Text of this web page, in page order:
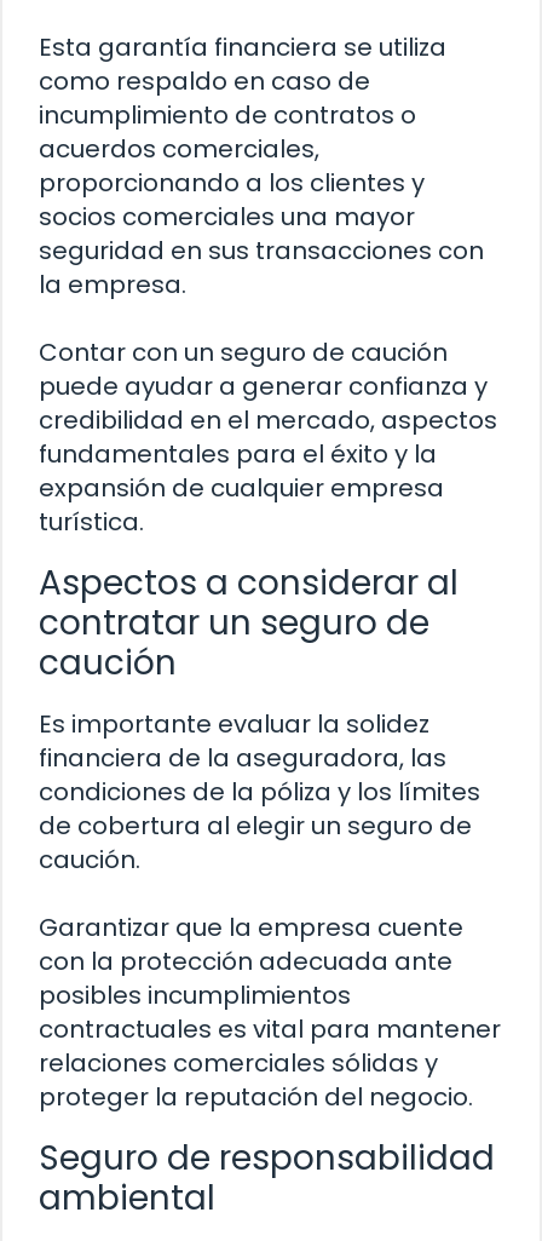
Esta garantía financiera se utiliza
como respaldo en caso de
incumplimiento de contratos o
acuerdos comerciales,
proporcionando a los clientes y
socios comerciales una mayor
seguridad en sus transacciones con
la empresa.
Contar con un seguro de caución
puede ayudar a generar confianza y
credibilidad en el mercado, aspectos
fundamentales para el éxito y la
expansión de cualquier empresa
turística.
Aspectos a considerar al
contratar un seguro de
caución
Es importante evaluar la solidez
financiera de la aseguradora, las
condiciones de la póliza y los límites
de cobertura al elegir un seguro de
caución.
Garantizar que la empresa cuente
con la protección adecuada ante
posibles incumplimientos
contractuales es vital para mantener
relaciones comerciales sólidas y
proteger la reputación del negocio.
Seguro de responsabilidad
ambiental